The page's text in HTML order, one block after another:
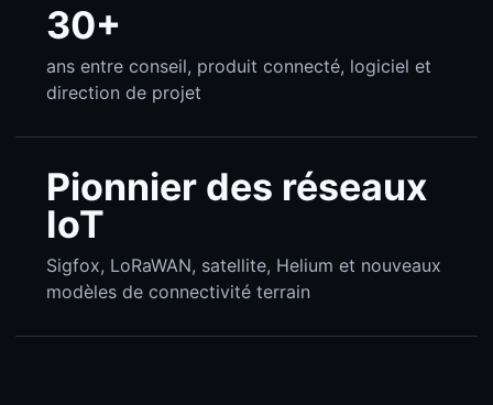
30+
ans entre conseil, produit connecté, logiciel et
direction de projet
Pionnier des réseaux
IoT
Sigfox, LoRaWAN, satellite, Helium et nouveaux
modèles de connectivité terrain